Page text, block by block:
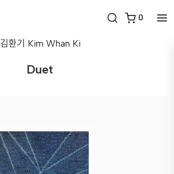
0
김환기 Kim Whan Ki
Duet